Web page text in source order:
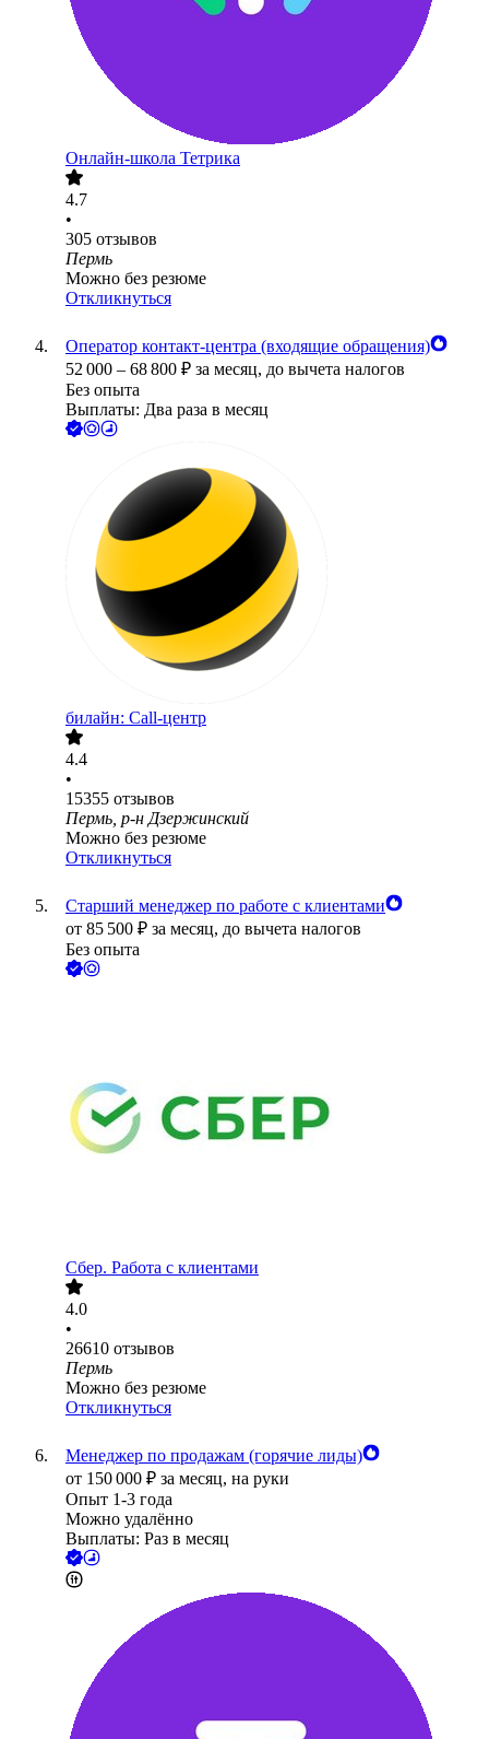
Онлайн-школа Тетрика
4.7
•
305 отзывов
Пермь
Можно без резюме
Откликнуться
Оператор контакт-центра (входящие обращения)
52 000 – 68 800 ₽ за месяц, до вычета налогов
Без опыта
Выплаты: Два раза в месяц
билайн: Call-центр
4.4
•
15355 отзывов
Пермь, р-н Дзержинский
Можно без резюме
Откликнуться
Старший менеджер по работе с клиентами
от 85 500 ₽ за месяц, до вычета налогов
Без опыта
Сбер. Работа с клиентами
4.0
•
26610 отзывов
Пермь
Можно без резюме
Откликнуться
Менеджер по продажам (горячие лиды)
от 150 000 ₽ за месяц, на руки
Опыт 1-3 года
Можно удалённо
Выплаты: Раз в месяц